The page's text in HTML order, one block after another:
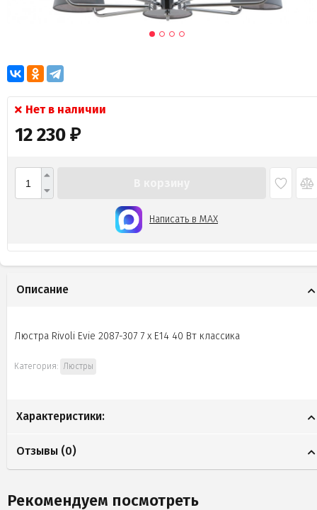
Нет в наличии
12 230 ₽
Написать в MAX
Описание
Люстра Rivoli Evie 2087-307 7 х Е14 40 Вт классика
Категория: Люстры
Характеристики:
Отзывы (0)
Рекомендуем посмотреть